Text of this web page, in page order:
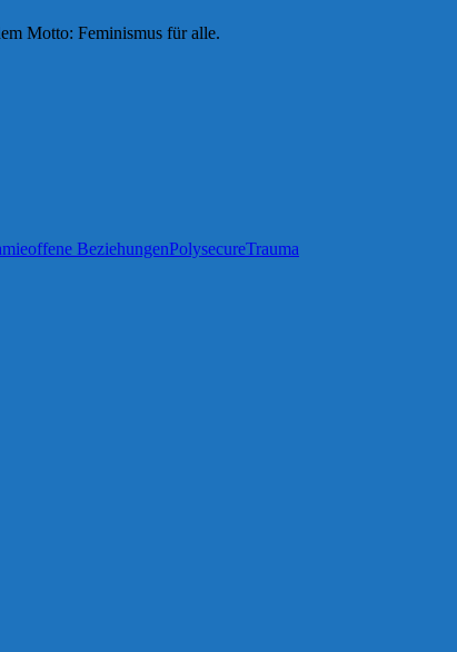
Motto: Feminismus für alle.
offene BeziehungenPolysecureTrauma